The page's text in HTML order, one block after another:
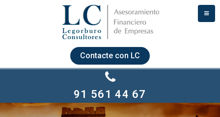
Contacte con LC
91 561 44 67